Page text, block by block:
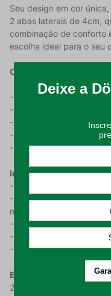
Seu design em cor
2 abas laterais de 4cm,
combinação de conforto
escolha ideal para o seu
Características do
-100% algodão, para
-150 fios para leveza e
-Apresenta fio penteado;
-Fronhas com 2 abas de
-Possui 4 (quatro) no
Instruções de Uso e
-Realizar a higienização
-Lavar em processo
máxima de 60C;
-Proibido usar alvejante
-Secagem em máquina
-Passar a ferro em
Embalagem composta
270cm, 1 (um) lençol de